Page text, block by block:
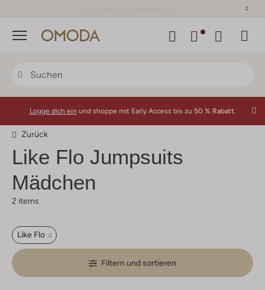
Menü
Logge dich ein und shoppe mit Early Access bis zu 50 % Rabatt.
Zurück
Like Flo Jumpsuits
Mädchen
2 items
Like Flo
Filtern und sortieren